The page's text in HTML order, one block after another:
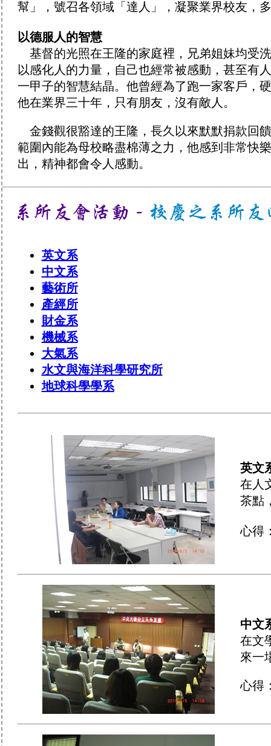
幫」，號召各領域「達人」，凝聚業界校友，
以德服人的智慧
基督的光照在王隆的家庭裡，兄弟姐妹均受
以感化人的力量，自己也經常被感動，甚至有
一甲子的智慧結晶。他曾經為了跑一家客戶，
他在業界三十年，只有朋友，沒有敵人。
金錢觀很豁達的王隆，長久以來默默捐款回
範圍內能為母校略盡棉薄之力，他感到非常快
出，精神都會令人感動。
英文系
中文系
藝術所
產經所
財金系
機械系
大氣系
水文與海洋科學研究所
地球科學學系
英文
在人
茶點
心得
中文
在文
來一
心得